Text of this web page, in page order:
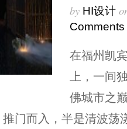
by HI设计
Comments
在福州凯
上，一间
佛城市之
门而入，半是清波荡